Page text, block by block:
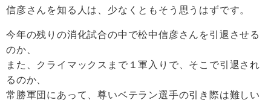
信彦さんを知る人は、少なくともそう思うはずです。
今年の残りの消化試合の中で松中信彦さんを引退させる
のか、
また、クライマックスまで１軍入りで、そこで引退され
るのか、
常勝軍団にあって、尊いベテラン選手の引き際は難しい